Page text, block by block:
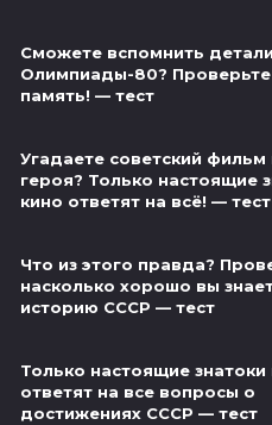
Сможете вспомнить детали
Олимпиады-80?
память! — тест
Угадаете советский фильм
героя? Только настоящие
кино ответят на всё! — тест
Что из этого правда?
насколько хорошо вы
историю СССР — тест
Только настоящие знатоки
ответят на все вопросы о
достижениях СССР — тест